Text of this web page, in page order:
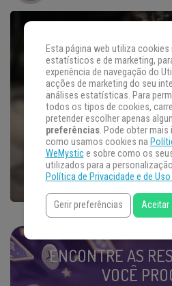
ENCONTRE AS
VOCÊ
Esta página web utiliza
estatísticos e de marketing,
experiência de navegação do
acções de marketing do seu
análises estatísticas. Para
todos os tipos de cookies,
pretender escolher apenas
preferências. Pode obter mais
como usamos cookies na
WeMystice sobre como os
utilizados para a
Política de Privacidade e de
Gerir preferências Aceitar